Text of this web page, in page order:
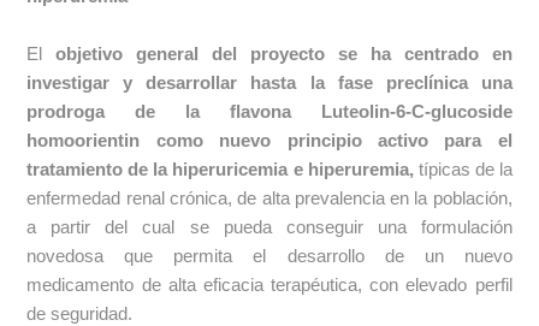
Elobjetivo general del proyecto se ha centrado en
investigar y desarrollar hasta la fase preclínica una
prodroga de la flavona Luteolin-6-C-glucoside
homoorientin como nuevo principio activo para el
tratamiento de la hiperuricemia e hiperuremia, típicas de la
enfermedad renal crónica, de alta prevalencia en la población,
a partir del cual se pueda conseguir una formulación
novedosa que permita el desarrollo de un nuevo
medicamento de alta eficacia terapéutica, con elevado perfil
de seguridad.